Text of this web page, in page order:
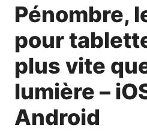
Pénombre,
pour
plus vite
lumière –
Android